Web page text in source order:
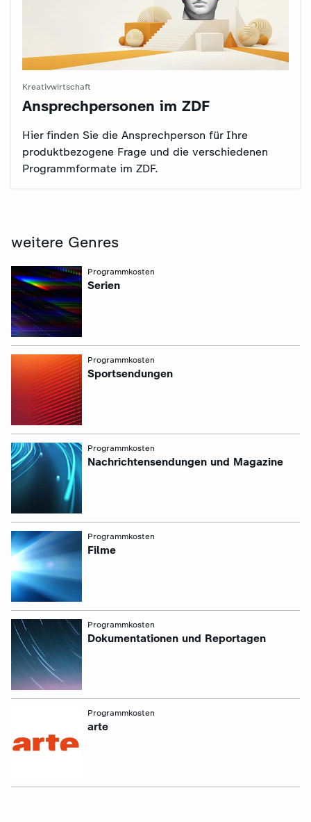
Kreativwirtschaft
:
Ansprechpersonen im ZDF
Hier finden Sie die Ansprechperson für Ihre
produktbezogene Frage und die verschiedenen
Programmformate im ZDF.
weitere Genres
Programmkosten
:
Serien
Programmkosten
:
Sportsendungen
Programmkosten
:
Nachrichtensendungen und Magazine
Programmkosten
:
Filme
Programmkosten
:
Dokumentationen und Reportagen
Programmkosten
arte